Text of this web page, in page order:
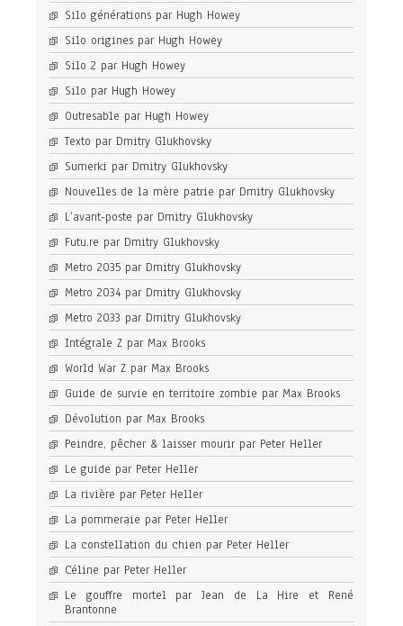
Silo générations par Hugh Howey
Silo origines par Hugh Howey
Silo 2 par Hugh Howey
Silo par Hugh Howey
Outresable par Hugh Howey
Texto par Dmitry Glukhovsky
Sumerki par Dmitry Glukhovsky
Nouvelles de la mère patrie par Dmitry Glukhovsky
L’avant-poste par Dmitry Glukhovsky
Futu.re par Dmitry Glukhovsky
Metro 2035 par Dmitry Glukhovsky
Metro 2034 par Dmitry Glukhovsky
Metro 2033 par Dmitry Glukhovsky
Intégrale Z par Max Brooks
World War Z par Max Brooks
Guide de survie en territoire zombie par Max Brooks
Dévolution par Max Brooks
Peindre, pêcher & laisser mourir par Peter Heller
Le guide par Peter Heller
La rivière par Peter Heller
La pommeraie par Peter Heller
La constellation du chien par Peter Heller
Céline par Peter Heller
Le gouffre mortel par Jean de La Hire et René
Brantonne